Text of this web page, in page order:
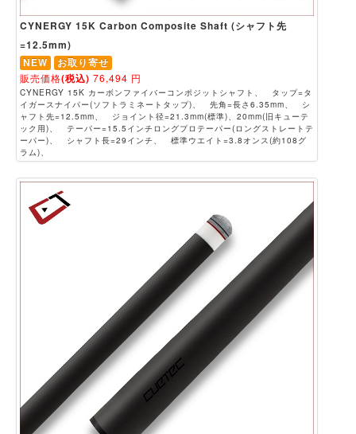
CYNERGY 15K Carbon Composite Shaft (シャフト先
=12.5mm)
NEW
お取り寄せ
販売価格(税込) 76,494 円
CYNERGY 15K カーボンファイバーコンポジットシャフト、 タップ=タ
イガースナイパー(ソフトラミネートタップ)、 先角=長さ6.35mm、 シ
ャフト先=12.5mm、 ジョイント径=21.3mm(標準)、20mm(旧キューテ
ック用)、 テーパー=15.5インチロングプロテーパー(ロングストレートテ
ーパー)、 シャフト長=29インチ、 標準ウエイト=3.8オンス(約108グ
ラム)、